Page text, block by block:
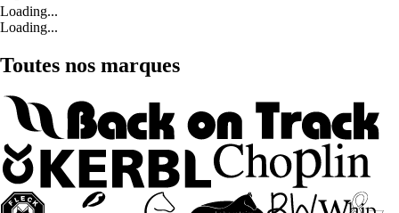
Loading...
Loading...
Toutes nos marques